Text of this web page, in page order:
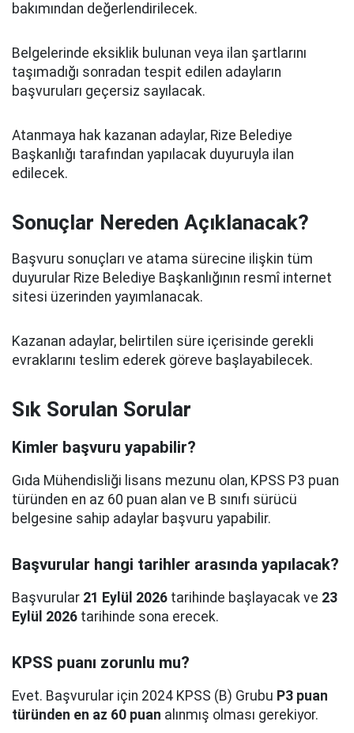
bakımından değerlendirilecek.
Belgelerinde eksiklik bulunan veya ilan şartlarını
taşımadığı sonradan tespit edilen adayların
başvuruları geçersiz sayılacak.
Atanmaya hak kazanan adaylar, Rize Belediye
Başkanlığı tarafından yapılacak duyuruyla ilan
edilecek.
Sonuçlar Nereden Açıklanacak?
Başvuru sonuçları ve atama sürecine ilişkin tüm
duyurular Rize Belediye Başkanlığının resmî internet
sitesi üzerinden yayımlanacak.
Kazanan adaylar, belirtilen süre içerisinde gerekli
evraklarını teslim ederek göreve başlayabilecek.
Sık Sorulan Sorular
Kimler başvuru yapabilir?
Gıda Mühendisliği lisans mezunu olan, KPSS P3 puan
türünden en az 60 puan alan ve B sınıfı sürücü
belgesine sahip adaylar başvuru yapabilir.
Başvurular hangi tarihler arasında yapılacak?
Başvurular 21 Eylül 2026 tarihinde başlayacak ve 23
Eylül 2026 tarihinde sona erecek.
KPSS puanı zorunlu mu?
Evet. Başvurular için 2024 KPSS (B) Grubu P3 puan
türünden en az 60 puan alınmış olması gerekiyor.